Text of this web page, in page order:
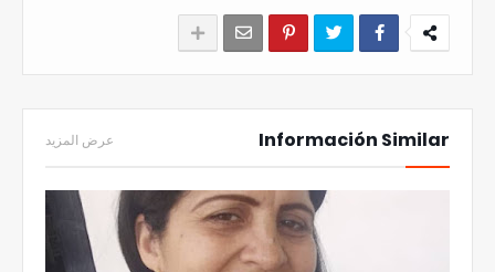
Información Similar عرض المزيد